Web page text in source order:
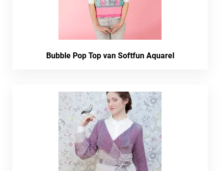
Bubble Pop Top van Softfun Aquarel